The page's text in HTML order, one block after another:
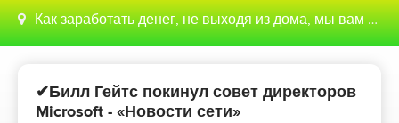
Как заработать денег, не выходя из дома, мы вам поможем с этим разобраться
✔Билл Гейтс покинул совет директоров
Microsoft - «Новости сети»